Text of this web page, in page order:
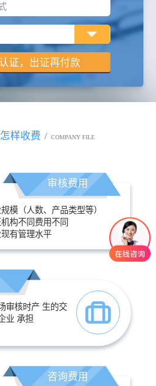
样收费 / COMPANY FILE
审核费用
模（人数、产品类型等）
构不同费用不同
有管理水平
审核时产 生的交
业 承担
咨询费用